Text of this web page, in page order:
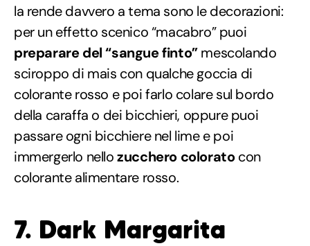
la rende davvero a tema sono le decorazioni:
per un effetto scenico “macabro” puoi
preparare del “sangue finto”mescolando
sciroppo di mais con qualche goccia di
colorante rosso e poi farlo colare sul bordo
della caraffa o dei bicchieri, oppure puoi
passare ogni bicchiere nel lime e poi
immergerlo nellozucchero coloratocon
colorante alimentare rosso.
7. Dark Margarita